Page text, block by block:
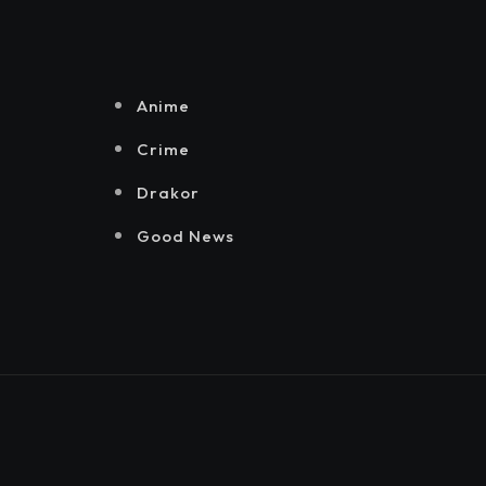
Anime
Crime
Drakor
Good News